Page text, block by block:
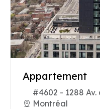
Appartement
#4602 - 1288
Montréal